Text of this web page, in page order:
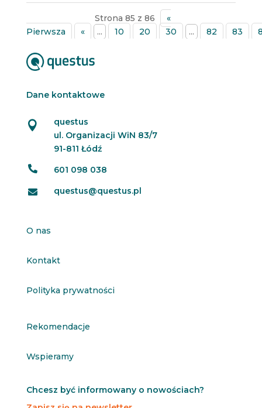
Strona 85 z 86
«
Pierwsza
« ... 10 20 30 ... 82 83
Dane kontaktowe

questus
ul. Organizacji WiN 83/7
91-811 Łódź
 601 098 038
 questus@questus.pl
O nas
Kontakt
Polityka prywatności
Rekomendacje
Wspieramy
Chcesz być informowany o nowościach?